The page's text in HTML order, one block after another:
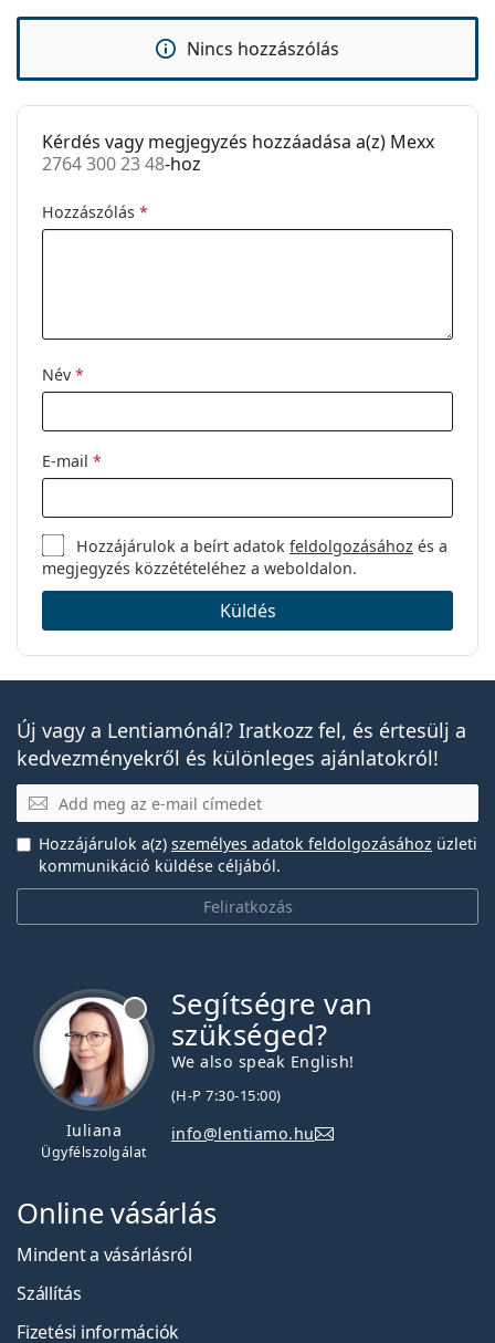
Igen
Tisztítókendő:
Nem
Egyéb
Nem:
Női
Márka:
Nincs hozzászólás
Kérdés vagy megjegyzés hozzáadása a(z) Mexx
2764 300 23 48-hoz
Hozzászólás *
Név *
E-mail *
Hozzájárulok a beírt adatokfeldolgozásához és a
megjegyzés közzétételéhez a weboldalon.
Küldés
Új vagy a Lentiamónál? Iratkozz fel, és értesülj a
kedvezményekről és különleges ajánlatokról!
E-mail
Feliratkozás
Hozzájárulok a(z) személyes adatok feldolgozásához üzleti
kommunikáció küldése céljából.
Iuliana
Ügyfélszolgálat
Segítségre van
szükséged?
We also speak English!
(H-P 7:30-15:00)
info@lentiamo.hu
Online vásárlás
Mindent a vásárlásról
Szállítás
Fizetési információk